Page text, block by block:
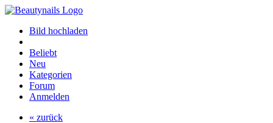
Bild hochladen
Beliebt
Neu
Kategorien
Forum
Anmelden
« zurück